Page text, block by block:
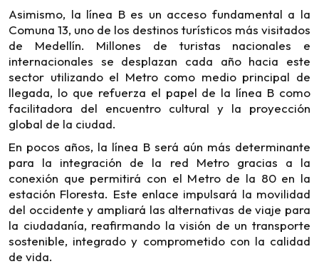
Asimismo, la línea B es un acceso fundamental a la
Comuna 13, uno de los destinos turísticos más visitados
de Medellín. Millones de turistas nacionales e
internacionales se desplazan cada año hacia este
sector utilizando el Metro como medio principal de
llegada, lo que refuerza el papel de la línea B como
facilitadora del encuentro cultural y la proyección
global de la ciudad.
En pocos años, la línea B será aún más determinante
para la integración de la red Metro gracias a la
conexión que permitirá con el Metro de la 80 en la
estación Floresta. Este enlace impulsará la movilidad
del occidente y ampliará las alternativas de viaje para
la ciudadanía, reafirmando la visión de un transporte
sostenible, integrado y comprometido con la calidad
de vida.